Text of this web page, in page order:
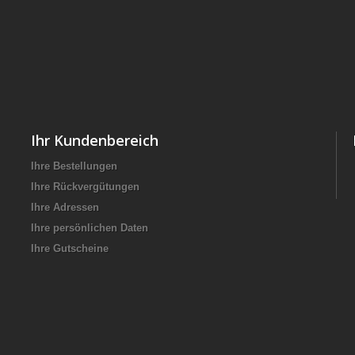
Ihr Kundenbereich
Ihre Bestellungen
Ihre Rückvergütungen
Ihre Adressen
Ihre persönlichen Daten
Ihre Gutscheine